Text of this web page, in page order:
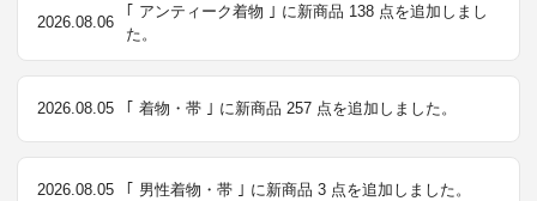
2026.08.06
｢ アンティーク着物 ｣ に新商品 138 点を追加しまし
た。
2026.08.05 ｢ 着物・帯 ｣ に新商品 257 点を追加しました。
2026.08.05 ｢ 男性着物・帯 ｣ に新商品 3 点を追加しました。